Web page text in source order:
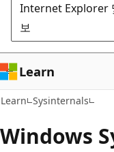
뛰
기
Internet Explorer
보
Learn
Learn Sysinternals
Windows